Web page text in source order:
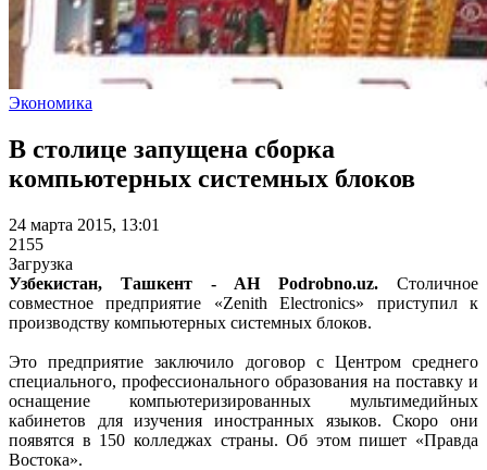
Экономика
В столице запущена сборка
компьютерных системных блоков
24 марта 2015, 13:01
2155
Загрузка
Узбекистан, Ташкент - АН Podrobno.uz. Столичное
совместное предприятие «Zenith Electronics» приступил к
производству компьютерных системных блоков.
Это предприятие заключило договор с Центром среднего
специального, профессионального образования на поставку и
оснащение компьютеризированных мультимедийных
кабинетов для изучения иностранных языков. Скоро они
появятся в 150 колледжах страны. Об этом пишет «Правда
Востока».